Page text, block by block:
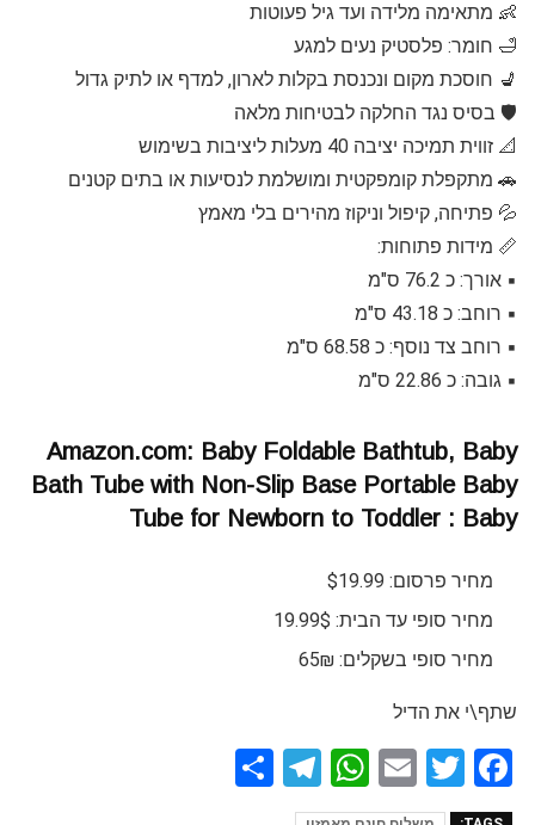
👶 מתאימה מלידה ועד גיל פעוטות
🛁 חומר: פלסטיק נעים למגע
💺 חוסכת מקום ונכנסת בקלות לארון, למדף או לתיק גדול
🛡️ בסיס נגד החלקה לבטיחות מלאה
📐 זווית תמיכה יציבה 40 מעלות ליציבות בשימוש
🚗 מתקפלת קומפקטית ומושלמת לנסיעות או בתים קטנים
💦 פתיחה, קיפול וניקוז מהירים בלי מאמץ
📏 מידות פתוחות:
▪️ אורך: כ 76.2 ס"מ
▪️ רוחב: כ 43.18 ס"מ
▪️ רוחב צד נוסף: כ 68.58 ס"מ
▪️ גובה: כ 22.86 ס"מ
Amazon.com: Baby Foldable Bathtub, Baby
Bath Tube with Non-Slip Base Portable Baby
Tube for Newborn to Toddler : Baby
מחיר פרסום: $19.99
מחיר סופי עד הבית: 19.99$
מחיר סופי בשקלים: 65₪
שתף\י את הדיל
F
a
T
wi
E
m
W
h
T